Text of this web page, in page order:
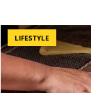
LIFESTYLE